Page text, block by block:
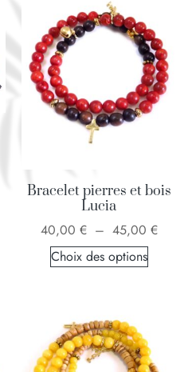
Bracelet pierres et bois
Lucia
40,00 € – 45,00 €
Choix des options